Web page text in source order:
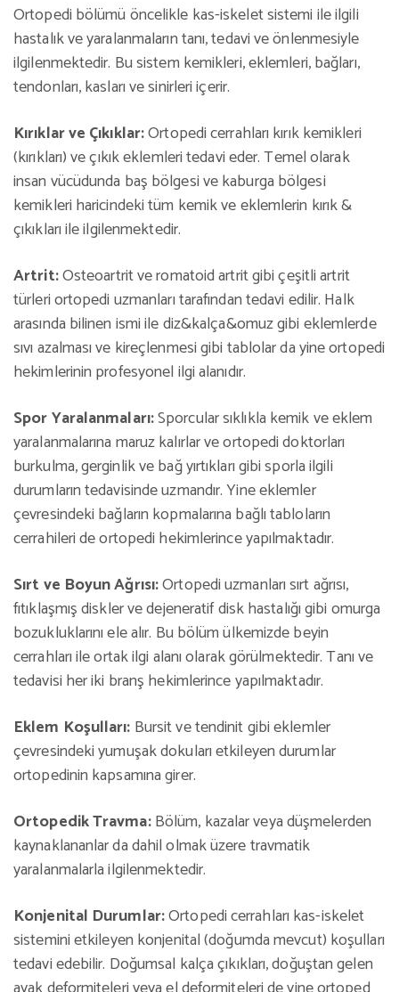
Ortopedi bölümü öncelikle kas-iskelet sistemi ile ilgili
hastalık ve yaralanmaların tanı, tedavi ve önlenmesiyle
ilgilenmektedir. Bu sistem kemikleri, eklemleri, bağları,
tendonları, kasları ve sinirleri içerir.
Kırıklar ve Çıkıklar:Ortopedi cerrahları kırık kemikleri
(kırıkları) ve çıkık eklemleri tedavi eder. Temel olarak
insan vücüdunda baş bölgesi ve kaburga bölgesi
kemikleri haricindeki tüm kemik ve eklemlerin kırık &
çıkıkları ile ilgilenmektedir.
Artrit:Osteoartrit ve romatoid artrit gibi çeşitli artrit
türleri ortopedi uzmanları tarafından tedavi edilir. Halk
arasında bilinen ismi ile diz&kalça&omuz gibi eklemlerde
sıvı azalması ve kireçlenmesi gibi tablolar da yine ortopedi
hekimlerinin profesyonel ilgi alanıdır.
Spor Yaralanmaları:Sporcular sıklıkla kemik ve eklem
yaralanmalarına maruz kalırlar ve ortopedi doktorları
burkulma, gerginlik ve bağ yırtıkları gibi sporla ilgili
durumların tedavisinde uzmandır. Yine eklemler
çevresindeki bağların kopmalarına bağlı tabloların
cerrahileri de ortopedi hekimlerince yapılmaktadır.
Sırt ve Boyun Ağrısı:Ortopedi uzmanları sırt ağrısı,
fıtıklaşmış diskler ve dejeneratif disk hastalığı gibi omurga
bozukluklarını ele alır. Bu bölüm ülkemizde beyin
cerrahları ile ortak ilgi alanı olarak görülmektedir. Tanı ve
tedavisi her iki branş hekimlerince yapılmaktadır.
Eklem Koşulları: Bursit ve tendinit gibi eklemler
çevresindeki yumuşak dokuları etkileyen durumlar
ortopedinin kapsamına girer.
Ortopedik Travma:Bölüm, kazalar veya düşmelerden
kaynaklananlar da dahil olmak üzere travmatik
yaralanmalarla ilgilenmektedir.
Konjenital Durumlar:Ortopedi cerrahları kas-iskelet
sistemini etkileyen konjenital (doğumda mevcut) koşulları
tedavi edebilir. Doğumsal kalça çıkıkları, doğuştan gelen